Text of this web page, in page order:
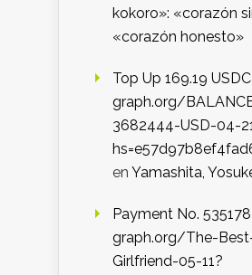
kokoro»: «corazón
«corazón honesto»
Top Up 169.19
graph.org/
3682444-USD-04-
en Yamashita,
Payment No.
graph.org/The-
Girlfriend-05-11?